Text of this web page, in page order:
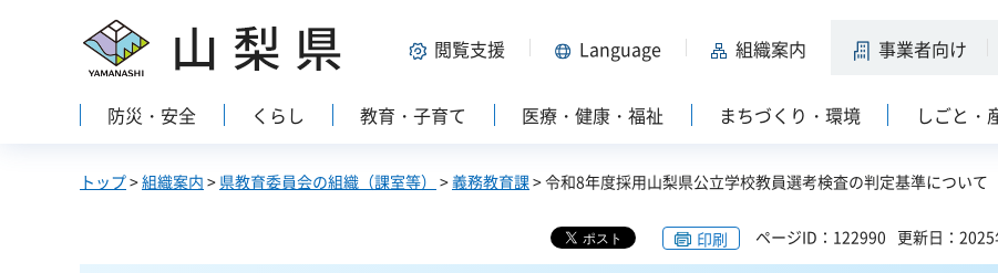
山梨県 閲覧支援 Language 組織案内 事業者向け
防災・安全 くらし 教育・子育て 医療・健康・福祉 まちづくり・環境 しごと・
トップ>組織案内 > 県教育委員会の組織（課室等） >義務教育課> 令和8年度採用山梨県公立学校教員選考検査の判定基準について
印刷 ページID：122990 更新日：